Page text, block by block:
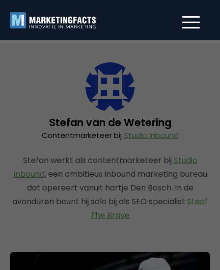
Stefan van de Wetering
Contentmarketeer bij Studio Inbound
Stefan werkt als contentmarketeer bij Studio
Inbound, een ambitieus inbound marketing bureau
dat opereert vanuit hartje Den Bosch. In de
avonduren beunt hij solo bij als SEO specialist Steef
The Brave